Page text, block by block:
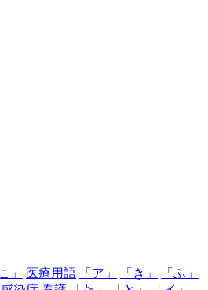
」 医療用語 「ア」 「き」
「ふ」